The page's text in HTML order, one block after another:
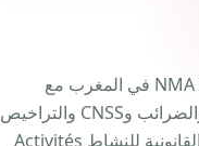
رمز NMA 8291 في المغرب مع
التصنيف والضرائب وCNSS والتراخيص
والأشكال القانونية للنشاط Activités